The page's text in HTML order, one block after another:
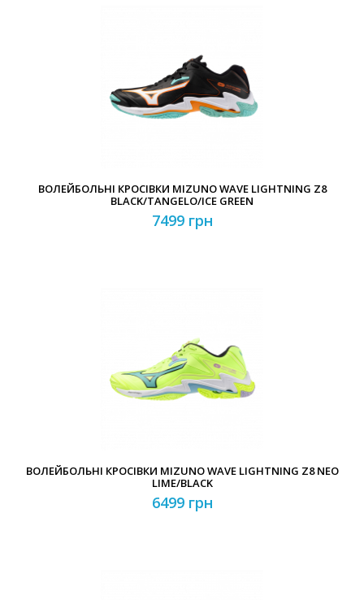
ВОЛЕЙБОЛЬНІ КРОСІВКИ MIZUNO WAVE LIGHTNING Z8
BLACK/TANGELO/ICE GREEN
7499 грн
ВОЛЕЙБОЛЬНІ КРОСІВКИ MIZUNO WAVE LIGHTNING Z8 NEO
LIME/BLACK
6499 грн